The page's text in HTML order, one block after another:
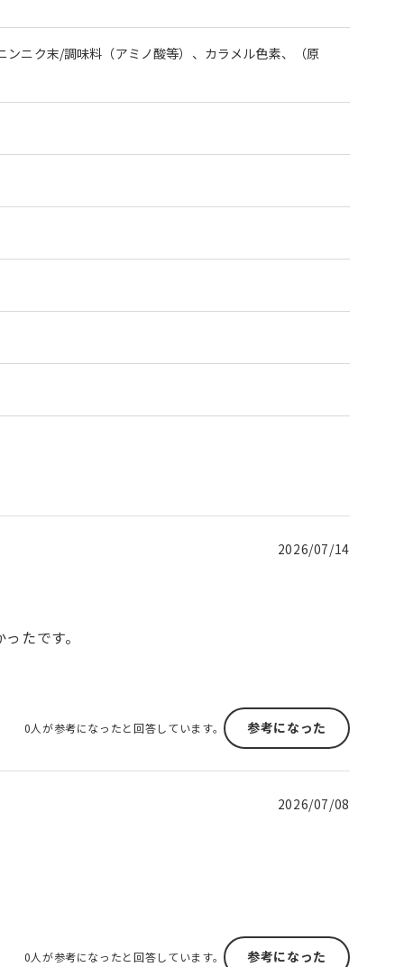
ニク末/調味料（アミノ酸等）、カラメル色素、（原
2026/07/14
たです。
0人が参考になったと回答しています。 参考になった
2026/07/08
0人が参考になったと回答しています。 参考になった